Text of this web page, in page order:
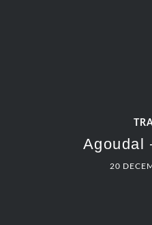
Agoudal
20